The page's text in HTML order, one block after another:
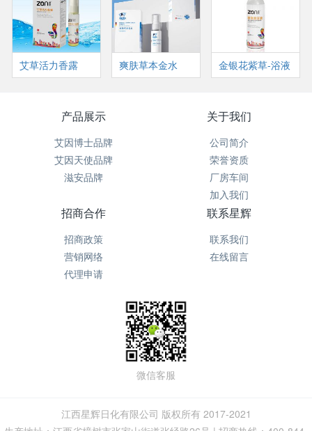
艾草活力香露 爽肤草本金水 金银花紫草-浴液
产品展示
艾因博士品牌
艾因天使品牌
滋安品牌
关于我们
公司简介
荣誉资质
厂房车间
加入我们
招商合作
招商政策
营销网络
代理申请
联系星辉
联系我们
在线留言
微信客服
江西星辉日化有限公司 版权所有 2017-2021